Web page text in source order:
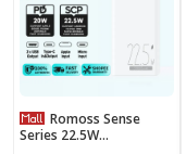
Romoss Sense
Series 22.5W